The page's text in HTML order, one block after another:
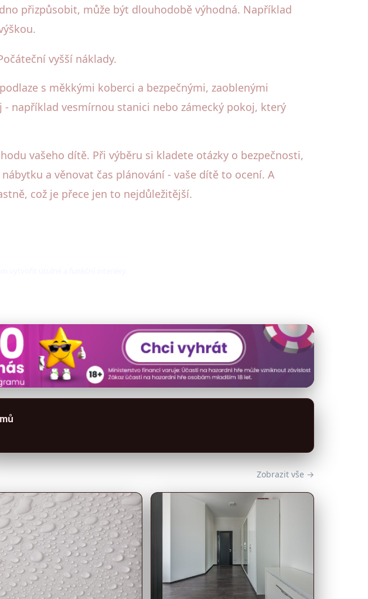
přizpůsobit, může být dlouhodobě výhodná. Například
vyšší náklady.
s měkkými koberci a bezpečnými, zaoblenými
například vesmírnou stanici nebo zámecký pokoj, který
vašeho dítě. Při výběru si kladete otázky o bezpečnosti,
a věnovat čas plánování - vaše dítě to ocení. A
což je přece jen to nejdůležitější.
Zobrazit vše →